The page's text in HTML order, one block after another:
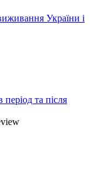
України і
період та після